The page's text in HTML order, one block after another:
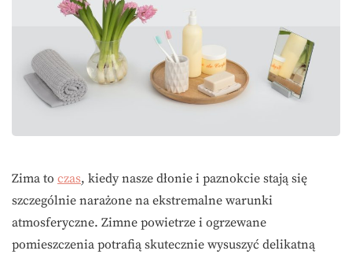
Zima to czas, kiedy nasze dłonie i paznokcie stają się
szczególnie narażone na ekstremalne warunki
atmosferyczne. Zimne powietrze i ogrzewane
pomieszczenia potrafią skutecznie wysuszyć delikatną